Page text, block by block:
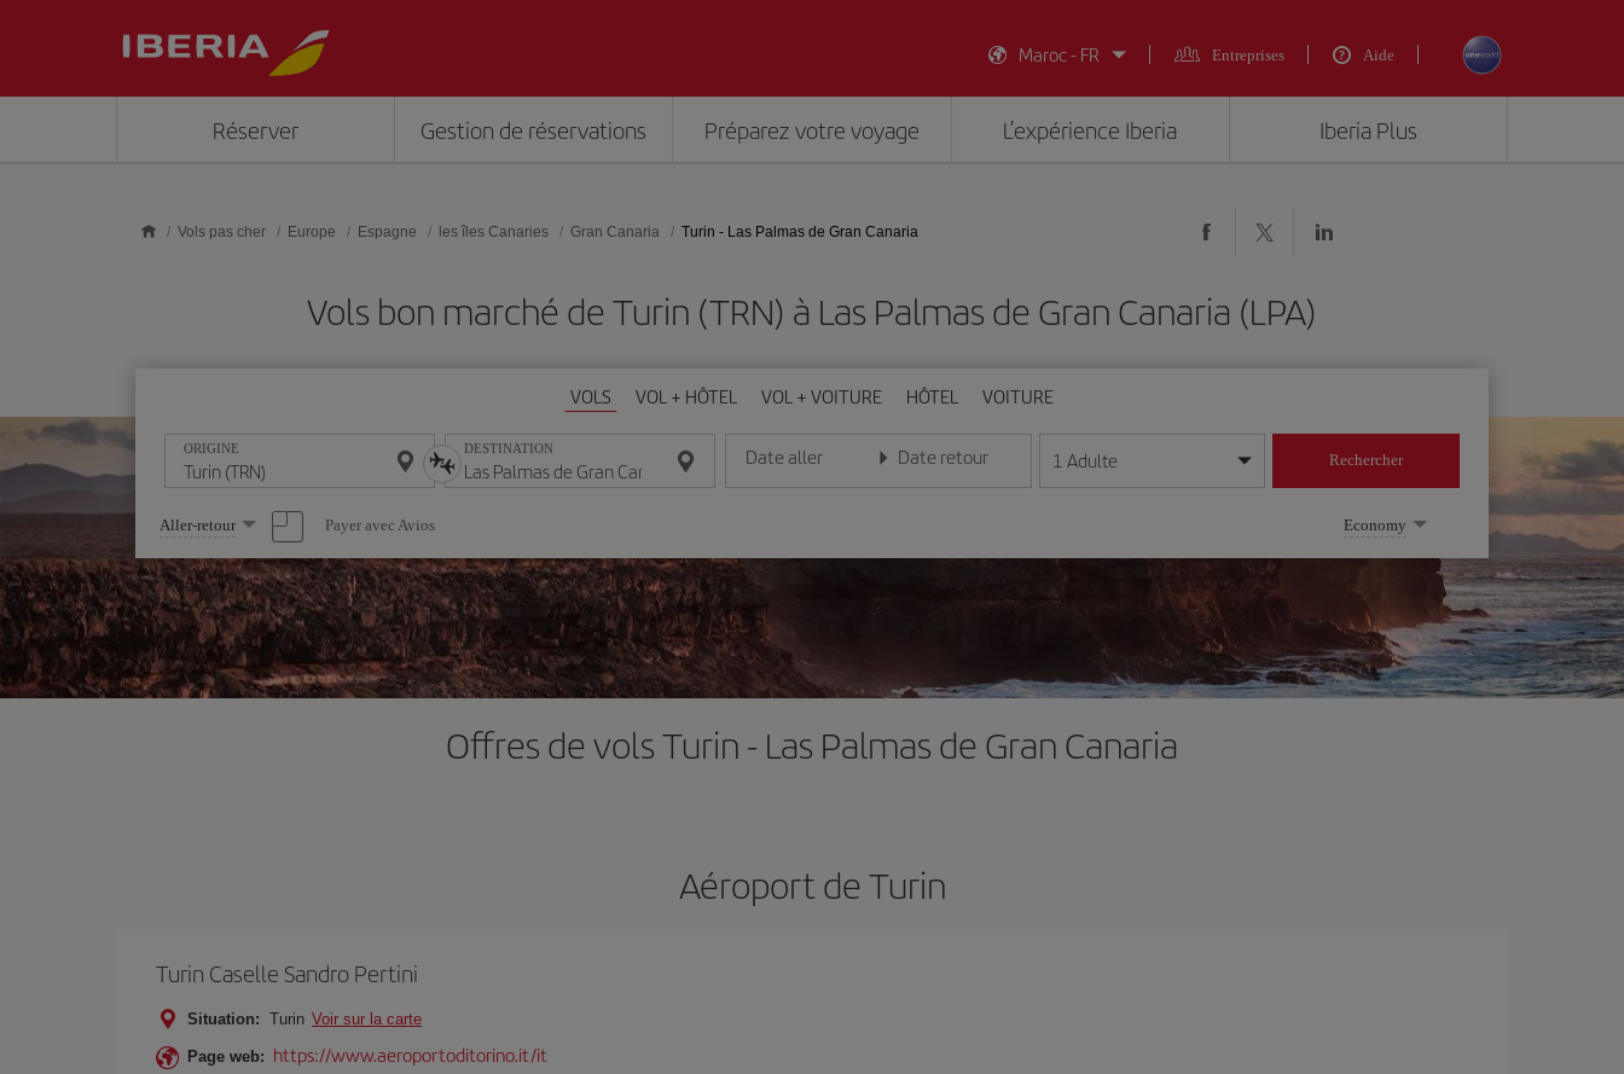
Maroc - FR
Entreprises Aide
Réserver Gestion de réservations Préparez votre voyage L’expérience Iberia Iberia Plus
Vols pas cher Europe Espagne les îles Canaries Gran Canaria Turin - Las Palmas de Gran Canaria
Vols bon marché de Turin (TRN) à Las Palmas de Gran Canaria (LPA)
VOLS VOL + HÔTEL VOL + VOITURE HÔTEL VOITURE
ORIGINE DESTINATION Date aller
Entrez la date au format jour/mois/année
Date retour
Entrez la date au format jour/mois/année
1 Adulte Rechercher
Sélectionnez
une
option
Aller-retour Payer avec Avios Economy
Offres de vols Turin - Las Palmas de Gran Canaria
Aéroport de Turin
Turin Caselle Sandro Pertini
Situation: Turin Voir sur la carte
Page web: https://www.aeroportoditorino.it/it